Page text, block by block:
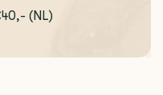
(NL)